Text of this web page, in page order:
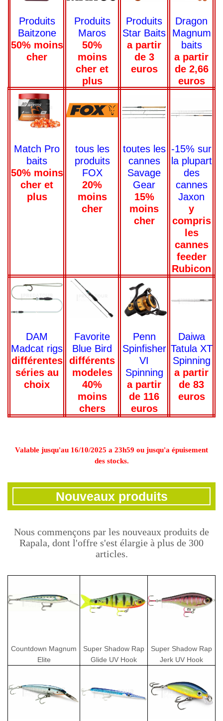
Produits
Baitzone
50% moins
cher
Produits
Maros
50%
moins
cher et
plus
Produits
Star Baits
a partir
de 3
euros
Dragon
Magnum
baits
a partir
de 2,66
euros
Match Pro
baits
50% moins
cher et
plus
tous les
produits
FOX
20%
moins
cher
toutes les
cannes
Savage
Gear
15%
moins
cher
-15% sur
la plupart
des
cannes
Jaxon
y
compris
les
cannes
feeder
Rubicon
DAM
Madcat rigs
différentes
séries au
choix
Favorite
Blue Bird
différents
modeles
40%
moins
chers
Penn
Spinfisher
VI
Spinning
a partir
de 116
euros
Daiwa
Tatula XT
Spinning
a partir
de 83
euros
Valable jusqu'au 16/10/2025 a 23h59 ou jusqu'a épuisement
des stocks.
Nouveaux produits
Nous commençons par les nouveaux produits de
Rapala, dont l'offre s'est élargie à plus de 300
articles.
Countdown Magnum
Elite
Super Shadow Rap
Glide UV Hook
Super Shadow Rap
Jerk UV Hook